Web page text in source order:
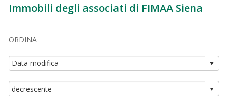
Immobili degli associati di FIMAA Siena
ORDINA